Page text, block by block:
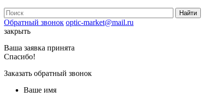
Обратный звонок optic-market@mail.ru
закрыть
Ваша заявка принята
Спасибо!
Заказать обратный звонок
Ваше имя